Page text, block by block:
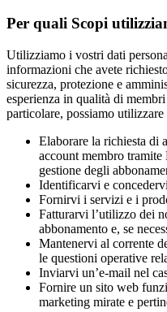
Per quali Scopi
Utilizziamo i vostri dati
informazioni che avete
sicurezza, protezione e
esperienza in qualità di
particolare, possiamo
Elaborare la richiesta di
account membro
gestione degli
Identificarvi e
Fornirvi i servizi e i
Fatturarvi l’utilizzo dei
abbonamento e, se
Mantenervi al corrente
le questioni operative
Inviarvi un’e-mail nel
Fornire un sito web
marketing mirate e